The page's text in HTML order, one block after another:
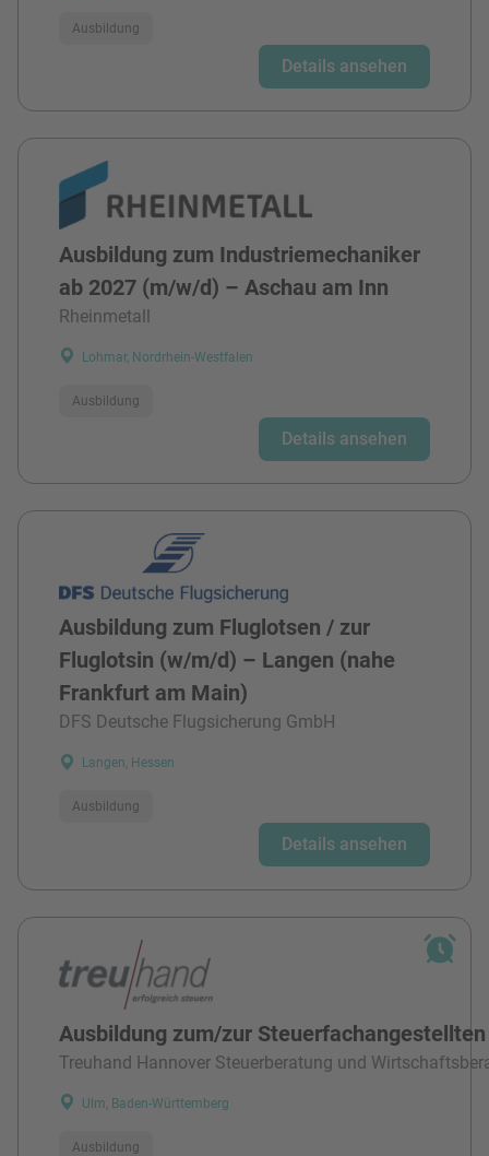
Ausbildung
Details ansehen
Ausbildung zum Industriemechaniker
ab 2027 (m/w/d) – Aschau am Inn
Rheinmetall
Lohmar, Nordrhein-Westfalen
Ausbildung
Details ansehen
Ausbildung zum Fluglotsen / zur
Fluglotsin (w/m/d) – Langen (nahe
Frankfurt am Main)
DFS Deutsche Flugsicherung GmbH
Langen, Hessen
Ausbildung
Details ansehen
Ausbildung zum/zur
Treuhand Hannover Steuerberatung und
Ulm, Baden-Württemberg
Ausbildung